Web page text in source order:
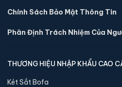
Chính Sách Bảo Mật Thông Tin
Phân Định Trách Nhiệm Của
THƯƠNG HIỆU NHẬP KHẨU CAO
Két Sắt Bofa